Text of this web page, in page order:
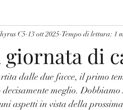
giornata di
C5 13 ott 2025 Tempo di lettura: 1
dalle due facce, il primo
decisamente meglio.
aspetti in vista della